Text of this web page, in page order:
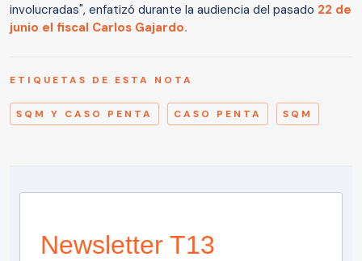
involucradas", enfatizó durante la audiencia del pasado 22 de
junio el fiscal Carlos Gajardo.
ETIQUETAS DE ESTA NOTA
SQM Y CASO PENTA CASO PENTA SQM
Newsletter T13